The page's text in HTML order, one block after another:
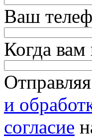
Ваш
Когда вам
и
согласие